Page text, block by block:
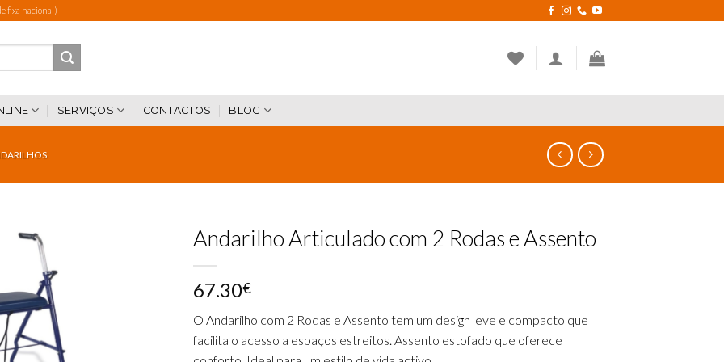
fixa nacional)
SERVIÇOS CONTACTOS BLOG
Andarilho Articulado com 2 Rodas e Assento
67.30€
O Andarilho com 2 Rodas e Assento tem um design leve e compacto que
facilita o acesso a espaços estreitos. Assento estofado que oferece